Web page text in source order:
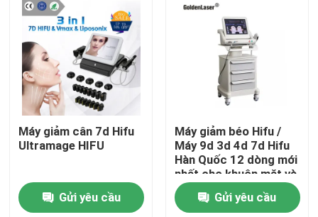
Nhà
Máy giảm cân 7d Hifu
Ultramage HIFU
Gửi yêu cầu
Máy giảm béo Hifu /
Máy 9d 3d 4d 7d Hifu
Hàn Quốc 12 dòng mới
nhất cho khuôn mặt và
cơ thể
Gửi yêu cầu